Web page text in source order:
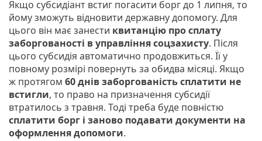
Якщо субсидіант встиг погасити борг до 1 липня, то
йому зможуть відновити державну допомогу. Для
цього він має занести квитанцію про сплату
заборгованості в управління соцзахисту. Після
цього субсидія автоматично продовжиться. Її у
повному розмірі повернуть за обидва місяці. Якщо
ж протягом 60 днів заборгованість сплатити не
встигли, то право на призначення субсидії
втратилось з травня. Тоді треба буде повністю
сплатити борг і заново подавати документи на
оформлення допомоги.